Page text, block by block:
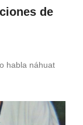
de
habla náhuat